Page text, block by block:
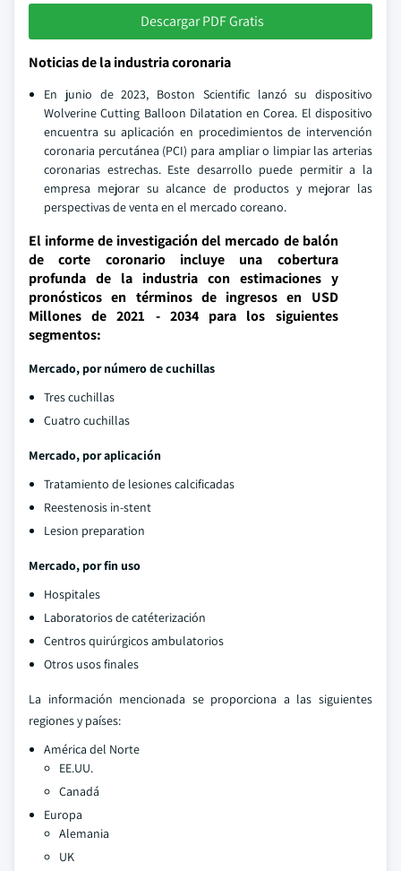
Descargar PDF Gratis
Noticias de la industria coronaria
En junio de 2023, Boston Scientific lanzó su dispositivo
Wolverine Cutting Balloon Dilatation en Corea. El dispositivo
encuentra su aplicación en procedimientos de intervención
coronaria percutánea (PCI) para ampliar o limpiar las arterias
coronarias estrechas. Este desarrollo puede permitir a la
empresa mejorar su alcance de productos y mejorar las
perspectivas de venta en el mercado coreano.
El informe de investigación del mercado de balón
de corte coronario incluye una cobertura
profunda de la industria con estimaciones y
pronósticos en términos de ingresos en USD
Millones de 2021 - 2034 para los siguientes
segmentos:
Mercado, por número de cuchillas
Tres cuchillas
Cuatro cuchillas
Mercado, por aplicación
Tratamiento de lesiones calcificadas
Reestenosis in-stent
Lesion preparation
Mercado, por fin uso
Hospitales
Laboratorios de catéterización
Centros quirúrgicos ambulatorios
Otros usos finales
La información mencionada se proporciona a las siguientes
regiones y países:
América del Norte
EE.UU.
Canadá
Europa
Alemania
UK